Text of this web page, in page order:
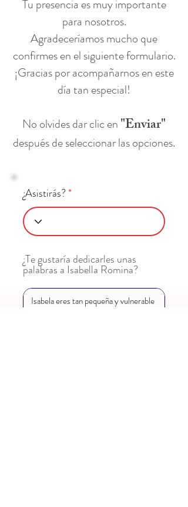
Tu presencia es muy importante
para nosotros.
Agradeceríamos mucho que
confirmes en el siguiente formulario.
¡Gracias por acompañarnos en este
día tan especial!
No olvides dar clic en "Enviar"
después de seleccionar las opciones.
¿Asistirás?
¿Te gustaría dedicarles unas
palabras a Isabella Romina?